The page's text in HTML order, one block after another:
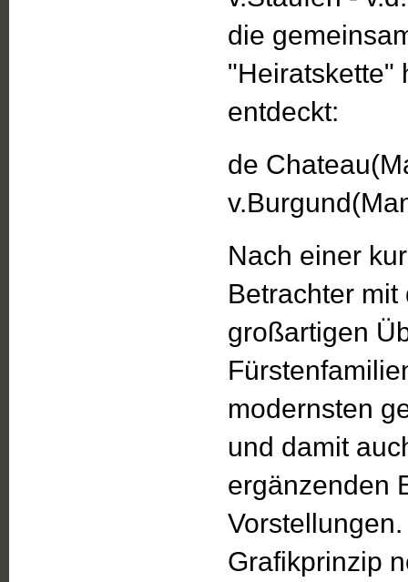
die
"Heiratskette"
entdeckt:
de
Nach einer
Betrachter
großartigen
modernsten
und damit
ergänzenden
Grafikprinzip